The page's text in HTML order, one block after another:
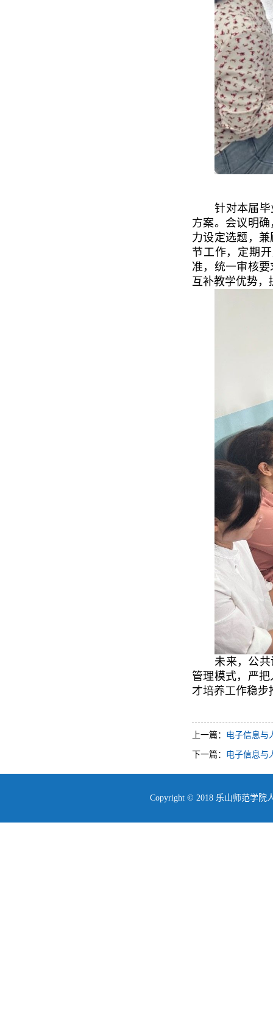
针对本届
方案。会议明
力设定选题，
节工作，定期
准，统一审核
互补教学优势，
未来，公
管理模式，严
才培养工作稳步
上一篇： 电子信息与
下一篇： 电子信息与
Copyright © 2018 乐山师范学院